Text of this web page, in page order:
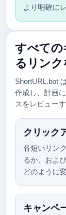
より明確に
すべての
るリンク
ShortURL.bot
作成し、計画
スをレビュー
クリック
各短いリン
るか、およ
どのように
キャンペ